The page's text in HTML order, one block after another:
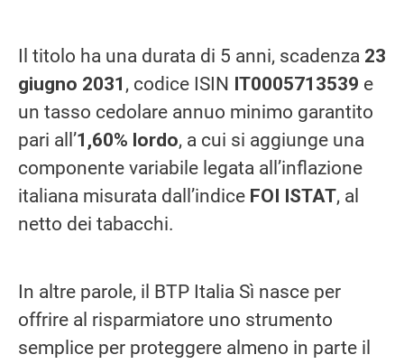
Il titolo ha una durata di 5 anni, scadenza 23
giugno 2031 , codice ISIN IT0005713539 e
un tasso cedolare annuo minimo garantito
pari all’1,60% lordo, a cui si aggiunge una
componente variabile legata all’inflazione
italiana misurata dall’indice FOI ISTAT, al
netto dei tabacchi.
In altre parole, il BTP Italia Sì nasce per
offrire al risparmiatore uno strumento
semplice per proteggere almeno in parte il